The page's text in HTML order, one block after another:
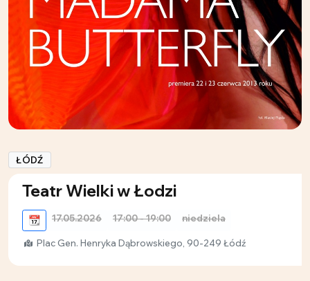
ŁÓDŹ
Teatr Wielki w Łodzi
📆 17.05.2026 17:00 - 19:00 niedziela
Plac Gen. Henryka Dąbrowskiego, 90-249 Łódź